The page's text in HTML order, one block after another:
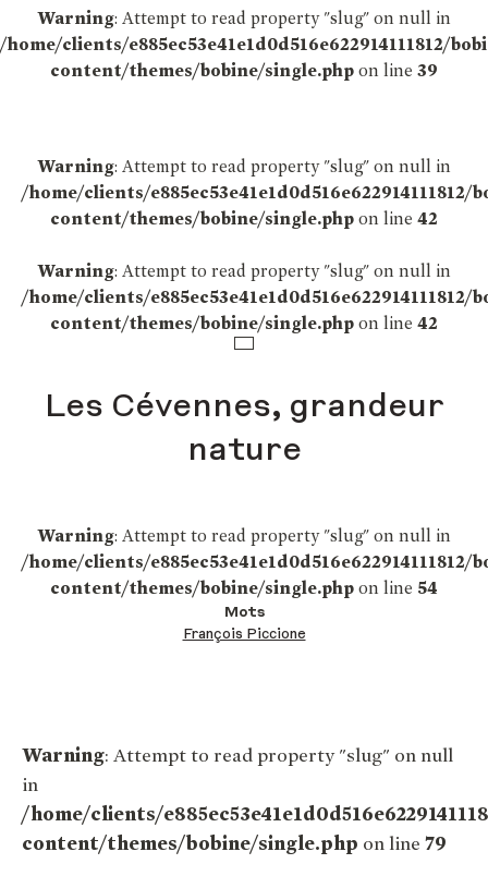
Warning: Attempt to read property "slug" on null in
/home/clients/e885ec53e41e1d0d516e622914111812/
content/themes/bobine/single.php on line 39
Warning: Attempt to read property "slug" on null in
/home/clients/e885ec53e41e1d0d516e622914111812/
content/themes/bobine/single.php on line 42
Warning: Attempt to read property "slug" on null in
/home/clients/e885ec53e41e1d0d516e622914111812/
content/themes/bobine/single.php on line 42
Les Cévennes, grandeur
nature
Warning: Attempt to read property "slug" on null in
/home/clients/e885ec53e41e1d0d516e622914111812/
content/themes/bobine/single.php on line 54
Mots
François Piccione
Warning: Attempt to read property "slug" on null
in
/home/clients/
content/themes/bobine/single.php on line 79